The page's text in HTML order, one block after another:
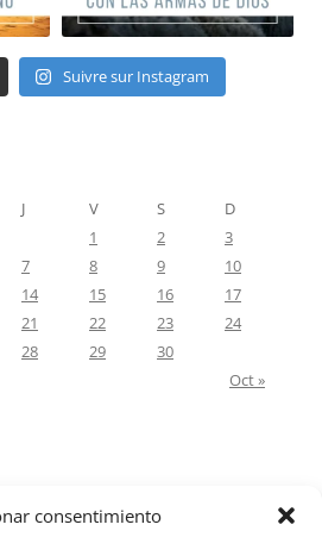
consentimiento
Suivre sur Instagram
J V S
D
1
2
3
7 8 9
10
14 15 16
17
21 22 23
24
28 29
30
Oct »
Contre toute attente. Commentaire